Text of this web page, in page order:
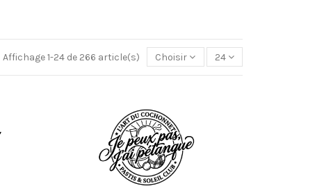
Affichage 1-24 de 266 article(s) Choisir 24